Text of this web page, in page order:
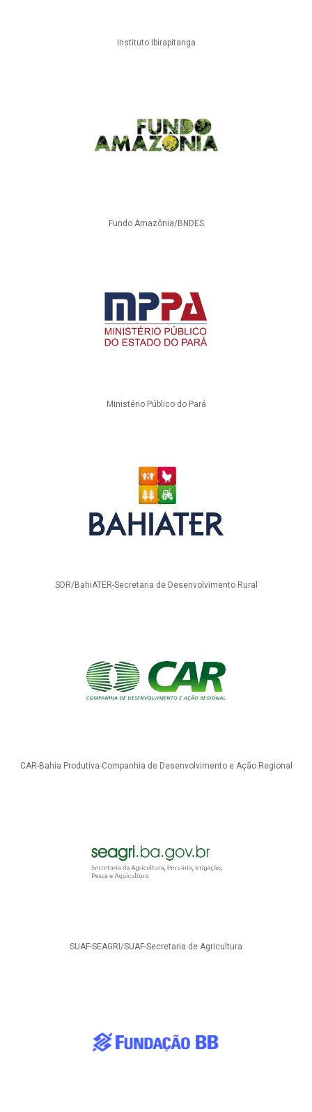
Instituto Ibirapitanga
Fundo Amazônia/BNDES
Ministério Público do Pará
SDR/BahiATER-Secretaria de Desenvolvimento Rural
CAR-Bahia Produtiva-Companhia de Desenvolvimento e Ação Regional
SUAF-SEAGRI/SUAF-Secretaria de Agricultura